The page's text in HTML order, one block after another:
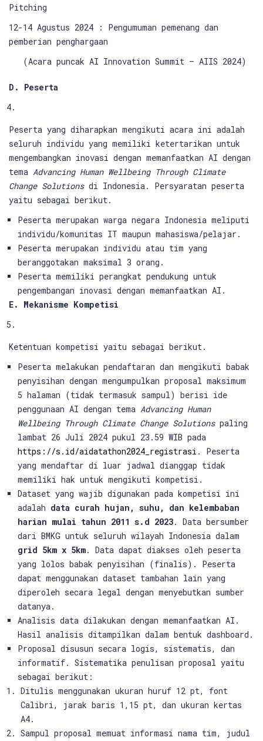
Pitching
12-14 Agustus 2024 : Pengumuman pemenang dan
pemberian penghargaan
(Acara puncak AI Innovation Summit – AIIS 2024)
D. Peserta
Peserta yang diharapkan mengikuti acara ini adalah
seluruh individu yang memiliki ketertarikan untuk
mengembangkan inovasi dengan memanfaatkan AI dengan
tema Advancing Human Wellbeing Through Climate
Change Solutionsdi Indonesia. Persyaratan peserta
yaitu sebagai berikut.
Peserta merupakan warga negara Indonesia meliputi
individu/komunitas IT maupun mahasiswa/pelajar.
Peserta merupakan individu atau tim yang
beranggotakan maksimal 3 orang.
Peserta memiliki perangkat pendukung untuk
pengembangan inovasi dengan memanfaatkan AI.
E. Mekanisme Kompetisi
Ketentuan kompetisi yaitu sebagai berikut.
Peserta melakukan pendaftaran dan mengikuti babak
penyisihan dengan mengumpulkan proposal maksimum
5 halaman (tidak termasuk sampul) berisi ide
penggunaan AI dengan tema Advancing Human
Wellbeing Through Climate Change Solutionspaling
lambat 26 Juli 2024 pukul 23.59 WIB pada
https://s.id/aidatathon2024_registrasi . Peserta
yang mendaftar di luar jadwal dianggap tidak
memiliki hak untuk mengikuti kompetisi.
Dataset yang wajib digunakan pada kompetisi ini
adalah data curah hujan, suhu, dan kelembaban
harian mulai tahun 2011 s.d 2023. Data bersumber
dari BMKG untuk seluruh wilayah Indonesia dalam
grid 5km x 5km. Data dapat diakses oleh peserta
yang lolos babak penyisihan (finalis). Peserta
dapat menggunakan dataset tambahan lain yang
diperoleh secara legal dengan menyebutkan sumber
datanya.
Analisis data dilakukan dengan memanfaatkan AI.
Hasil analisis ditampilkan dalam bentuk dashboard.
Proposal disusun secara logis, sistematis, dan
informatif. Sistematika penulisan proposal yaitu
sebagai berikut:
Ditulis menggunakan ukuran huruf 12 pt, font
Calibri, jarak baris 1,15 pt, dan ukuran kertas
A4.
Sampul proposal memuat informasi nama tim, judul